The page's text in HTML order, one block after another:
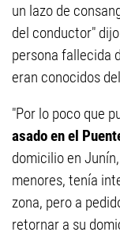
un lazo de
del conductor"
persona fallecida
eran conocidos
"Por lo poco que
asado en el
domicilio en
menores, tenía
zona, pero a
retornar a su